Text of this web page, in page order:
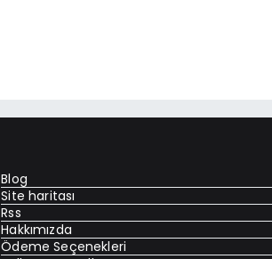
Blog
Site haritası
Rss
Hakkımızda
Ödeme Seçenekleri